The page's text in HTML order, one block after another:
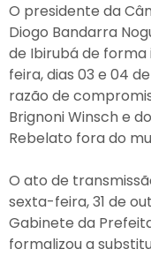
O presidente da
Diogo Bandarra
de Ibirubá de
feira, dias 03 e 04
razão de
Brignoni Winsch e
Rebelato fora do
O ato de
sexta-feira, 31 de
Gabinete da
formalizou a